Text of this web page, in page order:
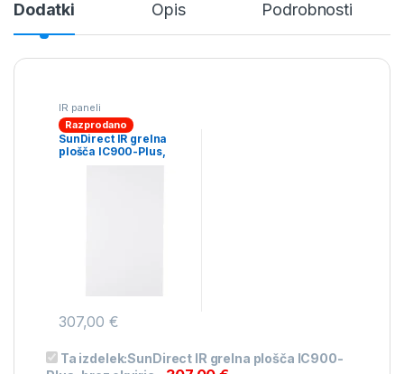
Dodatki Opis Podrobnosti
IR paneli
Razprodano
SunDirect IR grelna
plošča IC900-Plus,
307,00€
Ta izdelek:SunDirect IR grelna plošča IC900-